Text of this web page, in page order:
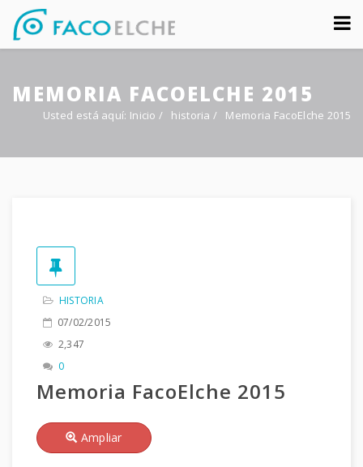
Sobre nosotros
Congreso
MEMORIA FACOELCHE 2015
Usted está aquí: Inicio / historia/ Memoria FacoElche 2015
HISTORIA
07/02/2015
2,347
0
Memoria FacoElche 2015
Ampliar